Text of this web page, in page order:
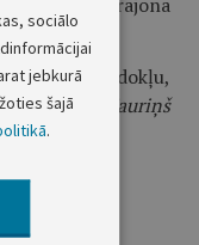
vietnieks nodokļu,
D.Tauriņš
sociālo
jebkurā
šajā
.